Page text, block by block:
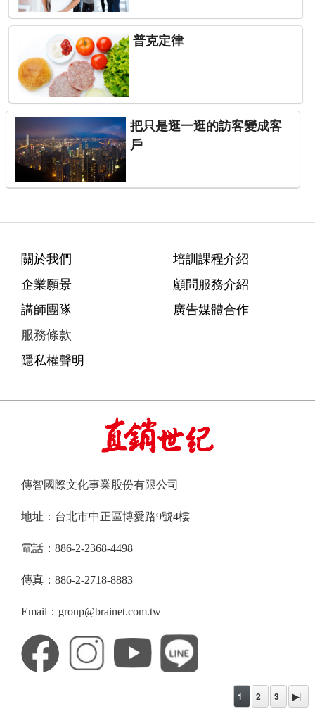
普克定律
把只是逛一逛的訪客變成客
戶
關於我們
企業願景
講師團隊
服務條款
隱私權聲明
培訓課程介紹
顧問服務介紹
廣告媒體合作
傳智國際文化事業股份有限公司
地址：台北市中正區博愛路9號4樓
電話：886-2-2368-4498
傳真：886-2-2718-8883
Email：group@brainet.com.tw
1 2 3 ▶|